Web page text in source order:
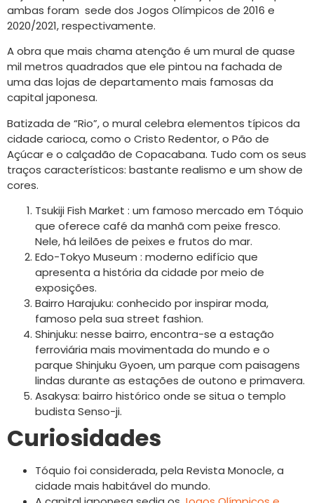
ambas foram sede dos Jogos Olímpicos de 2016 e
2020/2021, respectivamente.
A obra que mais chama atenção é um mural de quase
mil metros quadrados que ele pintou na fachada de
uma das lojas de departamento mais famosas da
capital japonesa.
Batizada de “Rio”, o mural celebra elementos típicos da
cidade carioca, como o Cristo Redentor, o Pão de
Açúcar e o calçadão de Copacabana. Tudo com os seus
traços característicos: bastante realismo e um show de
cores.
Tsukiji Fish Market : um famoso mercado em Tóquio
que oferece café da manhã com peixe fresco.
Nele, há leilões de peixes e frutos do mar.
Edo-Tokyo Museum : moderno edifício que
apresenta a história da cidade por meio de
exposições.
Bairro Harajuku: conhecido por inspirar moda,
famoso pela sua street fashion.
Shinjuku: nesse bairro, encontra-se a estação
ferroviária mais movimentada do mundo e o
parque Shinjuku Gyoen, um parque com paisagens
lindas durante as estações de outono e primavera.
Asakysa: bairro histórico onde se situa o templo
budista Senso-ji.
Curiosidades
Tóquio foi considerada, pela Revista Monocle, a
cidade mais habitável do mundo.